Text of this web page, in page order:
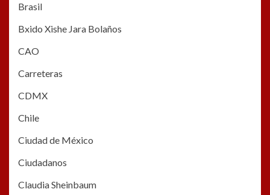
Brasil
Bxido Xishe Jara Bolaños
CAO
Carreteras
CDMX
Chile
Ciudad de México
Ciudadanos
Claudia Sheinbaum